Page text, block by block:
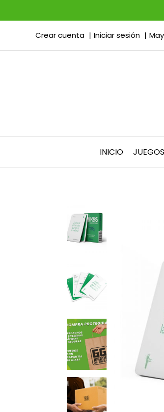
Crear cuenta Iniciar sesión
INICIO JUEGOS